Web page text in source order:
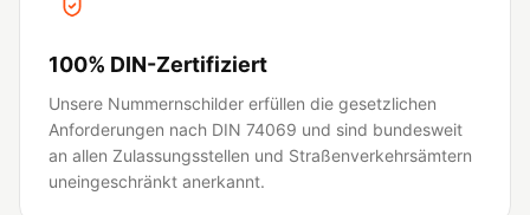
100% DIN-Zertifiziert
Unsere Nummernschilder erfüllen die gesetzlichen
Anforderungen nach DIN 74069 und sind bundesweit
an allen Zulassungsstellen und Straßenverkehrsämtern
uneingeschränkt anerkannt.